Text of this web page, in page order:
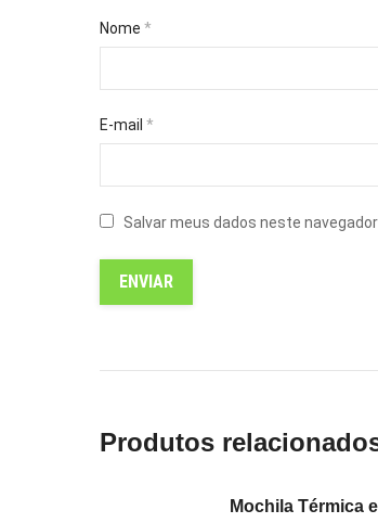
Nome *
E-mail *
Salvar meus dados neste
Produtos
Mochila Térmica